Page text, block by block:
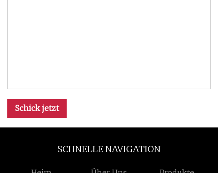
Schick jetzt
SCHNELLE NAVIGATION